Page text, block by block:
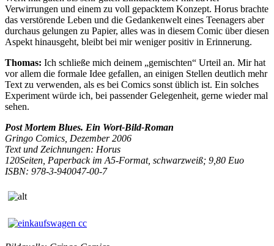
Verwirrungen und einem zu voll gepacktem Konzept. Horus brachte
das verstörende Leben und die Gedankenwelt eines Teenagers aber
durchaus gelungen zu Papier, alles was in diesem Comic über diesen
Aspekt hinausgeht, bleibt bei mir weniger positiv in Erinnerung.
Thomas: Ich schließe mich deinem „gemischten“ Urteil an. Mir hat
vor allem die formale Idee gefallen, an einigen Stellen deutlich mehr
Text zu verwenden, als es bei Comics sonst üblich ist. Ein solches
Experiment würde ich, bei passender Gelegenheit, gerne wieder mal
sehen.
Post Mortem Blues. Ein Wort-Bild-Roman
Gringo Comics, Dezember 2006
Text und Zeichnungen: Horus
120Seiten, Paperback im A5-Format, schwarzweiß; 9,80 Euo
ISBN: 978-3-940047-00-7